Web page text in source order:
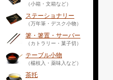
（小箱・文箱など）
ステーショナリー
（万年筆・デスク小物）
箸・箸置・サーバー
（カトラリー・菓子切）
テーブル小物
（楊枝入・薬味入など）
茶托